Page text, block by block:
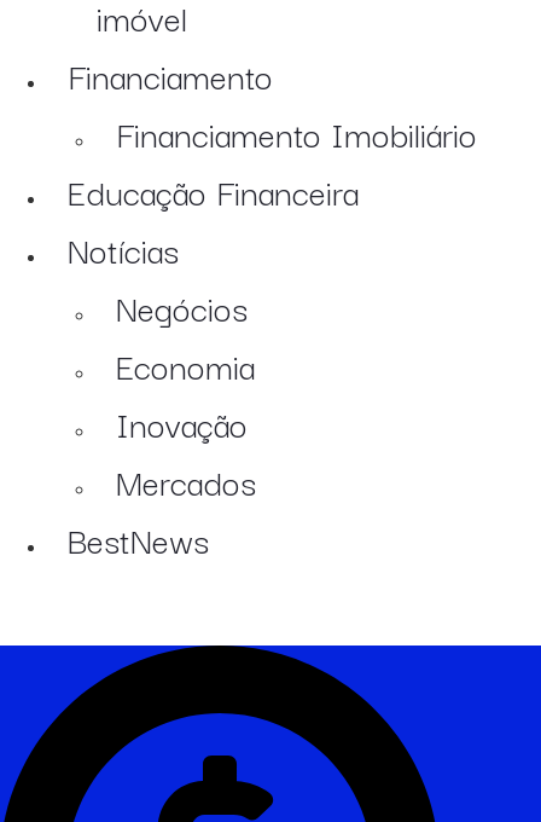
imóvel
Financiamento
Financiamento Imobiliário
Educação Financeira
Notícias
Negócios
Economia
Inovação
Mercados
BestNews